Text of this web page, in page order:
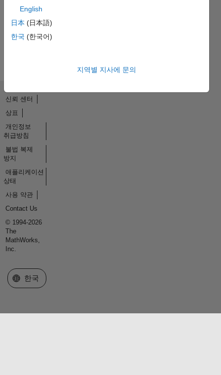
모두
English
日本 (日本語)
한국 (한국어)
지역별 지사에 문의
신뢰 센터
상표
개인정보
취급방침
불법 복제
방지
애플리케이션
상태
사용 약관
Contact Us
© 1994-2026
The
MathWorks,
Inc.
웹사이트 선택
한국